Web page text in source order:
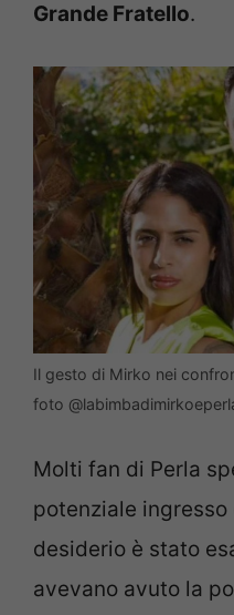
Grande Fratello.
Il gesto di Mirko nei
foto
Molti fan di Perla
potenziale
desiderio è stato
avevano avuto la